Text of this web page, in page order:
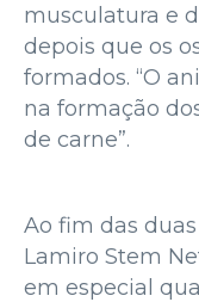
musculatura e
depois que os
formados. “O
na formação
de carne”.
Ao fim das
Lamiro Stem
em especial